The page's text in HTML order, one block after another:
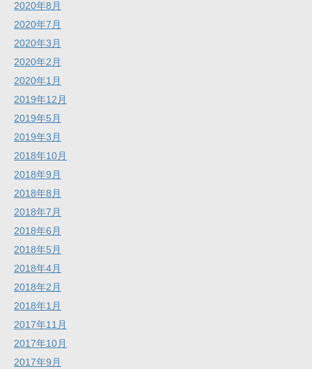
2020年8月
2020年7月
2020年3月
2020年2月
2020年1月
2019年12月
2019年5月
2019年3月
2018年10月
2018年9月
2018年8月
2018年7月
2018年6月
2018年5月
2018年4月
2018年2月
2018年1月
2017年11月
2017年10月
2017年9月